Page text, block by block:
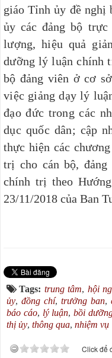
giáo Tỉnh ủy đề nghị
ủy các đảng bộ
lượng, hiệu quả
dưỡng lý luận chính
bộ đảng viên ở cơ
việc giảng dạy lý
đạo đức trong các
dục quốc dân; cập
thực hiện các
trị cho cán bộ,
chính trị theo
23/11/2018 của Ban
Tags: trung tâm, hội
ủy, đồng chí, trưởng ban,
báo cáo, lý luận,bồi
thị ủy, thông qua, nhiệm vụ
Click để